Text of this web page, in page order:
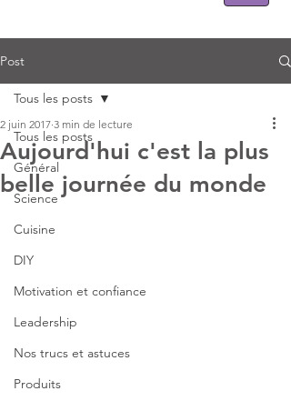
Post
Tous les posts
Général
Science
Cuisine
DIY
Motivation et confiance
Leadership
Nos trucs et astuces
Produits
Tous les posts
Aujourd'hui c'est la plus
belle journée du monde
2 juin 2017 3 min de lecture